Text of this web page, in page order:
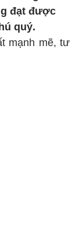
đạt được
quý.
mạnh mẽ, tư